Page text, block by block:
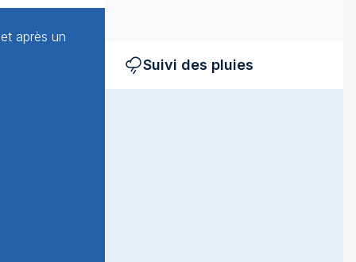
après un
Suivi des pluies